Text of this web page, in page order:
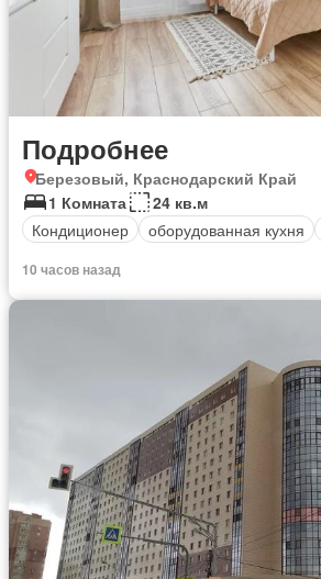
Подробнее
Березовый, Краснодарский Край
1 Комната
24 кв.м
Кондиционер
оборудованная кухня
10 часов назад